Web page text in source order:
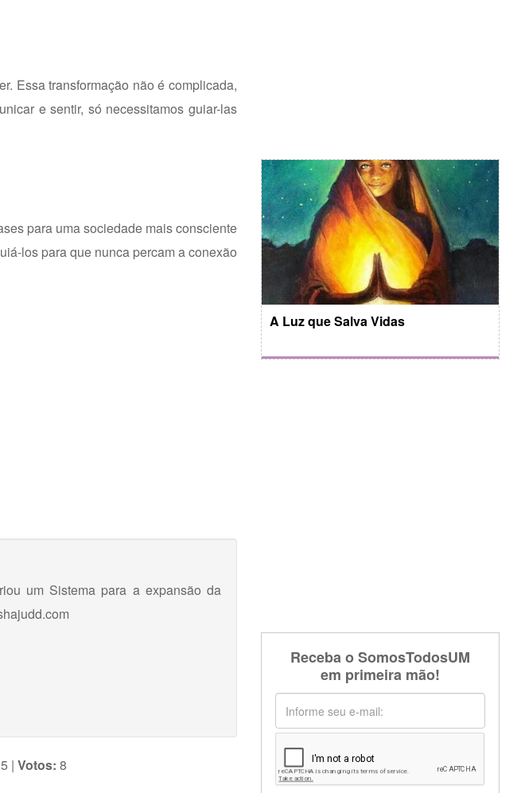
Essatransformação não é complicada,
e sentir, só necessitamos guiar-las
para uma sociedade mais consciente
los para que nunca percam a conexão
um Sistema para a expansão da
5 | Votos: 8
A Luz que Salva Vidas
Receba o SomosTodosUM
em primeira mão!